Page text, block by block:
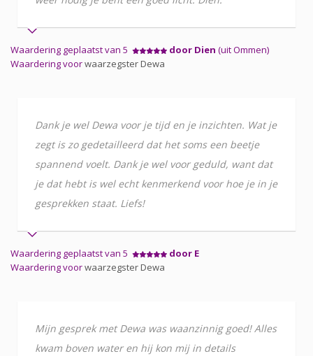
Waardering geplaatst van 5 door Dien (uit Ommen)
Waardering voorwaarzegster Dewa
Dank je wel Dewa voor je tijd en je inzichten. Wat je
zegt is zo gedetailleerd dat het soms een beetje
spannend voelt. Dank je wel voor geduld, want dat
je dat hebt is wel echt kenmerkend voor hoe je in je
gesprekken staat. Liefs!
Waardering geplaatst van 5
door E
Waardering voorwaarzegster Dewa
Mijn gesprek met Dewa was waanzinnig goed! Alles
kwam boven water en hij kon mij in details